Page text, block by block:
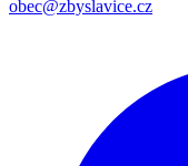
obec@zbyslavice.cz